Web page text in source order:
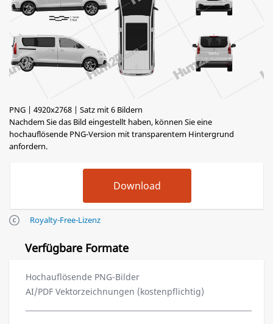
PNG | 4920x2768 | Satz mit 6 Bildern
Nachdem Sie das Bild eingestellt haben, können Sie eine
hochauflösende PNG-Version mit transparentem Hintergrund
anfordern.
Royalty-Free-Lizenz
Verfügbare Formate
Hochauflösende PNG-Bilder
AI/PDF Vektorzeichnungen (kostenpflichtig)